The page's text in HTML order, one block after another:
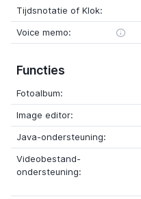
Tijdsnotatie of Klok:
Voice memo:
Functies
Fotoalbum:
Image editor:
Java-ondersteuning:
Videobestand-
ondersteuning: